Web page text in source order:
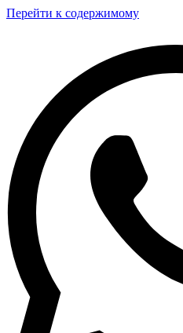
Перейти к содержимому